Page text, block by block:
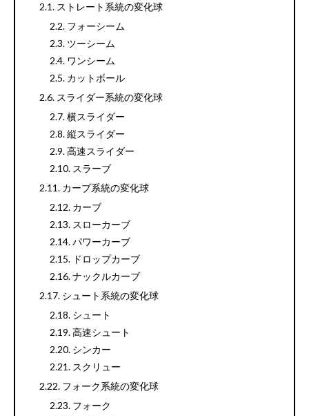
ストレート系統の変化球
フォーシーム
ツーシーム
ワンシーム
カットボール
スライダー系統の変化球
横スライダー
縦スライダー
高速スライダー
スラーブ
カーブ系統の変化球
カーブ
スローカーブ
パワーカーブ
ドロップカーブ
ナックルカーブ
シュート系統の変化球
シュート
高速シュート
シンカー
スクリュー
フォーク系統の変化球
フォーク